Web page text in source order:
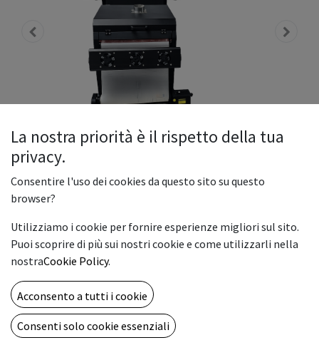
Rainbow DTF printer+powder
shaking machine Nova 70 cm+
C650
Rainbow DTF 70 è una stampante con inchiostri tessili (CMYK
+ W) con area di stampa 70cm.
La tecnologia Direct To Film (DTF) da la possibilità di
La nostra priorità è il rispetto della tua
privacy.
Consentire l'uso dei cookies da questo sito su questo
browser?
Utilizziamo i cookie per fornire esperienze migliori sul sito.
Puoi scoprire di più sui nostri cookie e come utilizzarli nella
nostraCookie Policy.
Acconsento a tutti i cookie
Consenti solo cookie essenziali